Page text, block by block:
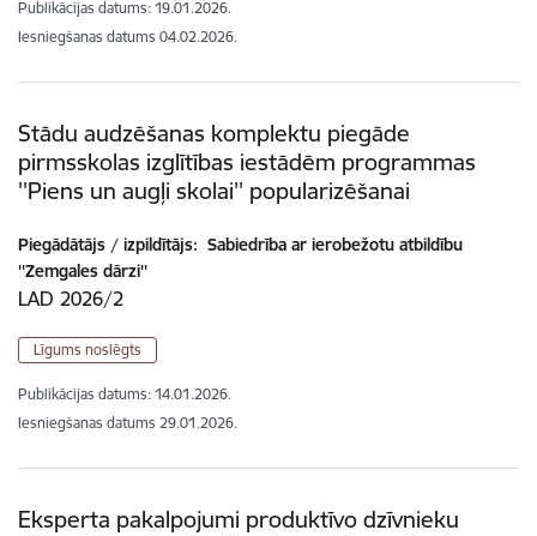
Publikācijas datums: 19.01.2026.
Iesniegšanas datums 04.02.2026.
Stādu audzēšanas komplektu piegāde
pirmsskolas izglītības iestādēm programmas
''Piens un augļi skolai'' popularizēšanai
Piegādātājs / izpildītājs: Sabiedrība ar ierobežotu atbildību
''Zemgales dārzi''
LAD 2026/2
Līgums noslēgts
Publikācijas datums: 14.01.2026.
Iesniegšanas datums 29.01.2026.
Eksperta pakalpojumi produktīvo dzīvnieku